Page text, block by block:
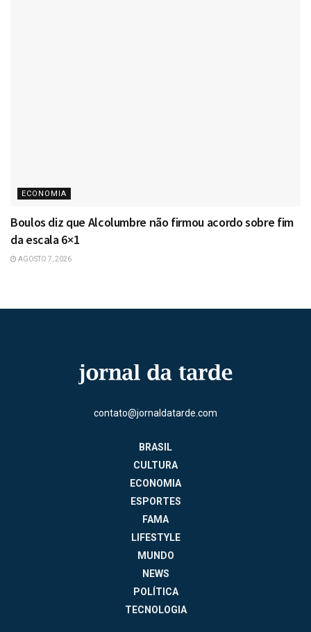
ECONOMIA
Boulos diz que Alcolumbre não firmou acordo sobre fim
da escala 6×1
AGOSTO 7, 2026
contato@jornaldatarde.com
BRASIL
CULTURA
ECONOMIA
ESPORTES
FAMA
LIFESTYLE
MUNDO
NEWS
POLÍTICA
TECNOLOGIA